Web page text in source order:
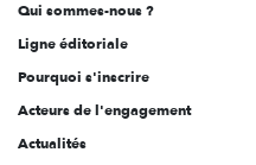
Qui sommes-nous ?
Ligne éditoriale
Pourquoi s'inscrire
Acteurs de l'engagement
Actualités